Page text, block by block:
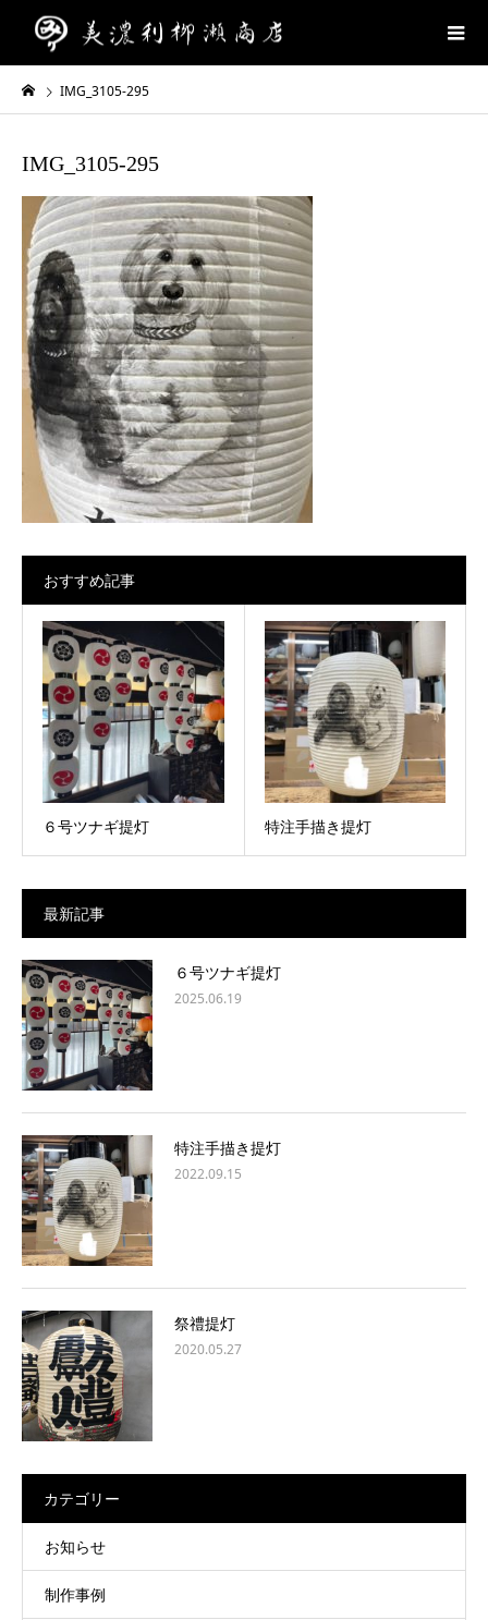
IMG_3105-295
IMG_3105-295
おすすめ記事
６号ツナギ提灯 特注手描き提灯
最新記事
６号ツナギ提灯
2025.06.19
特注手描き提灯
2022.09.15
祭禮提灯
2020.05.27
カテゴリー
お知らせ
制作事例